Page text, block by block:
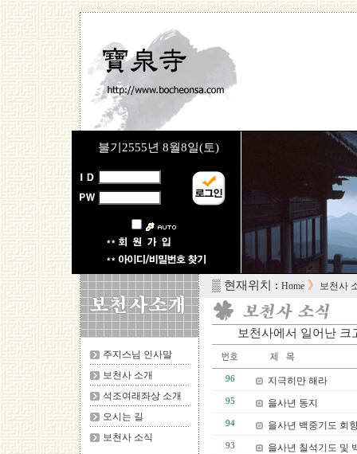
불기2555년 8월8일(토)
주지스님 인사말
보천사 소개
석조여래좌상 소개
오시는 길
보천사 소식
▒ 현재위치 : Home 》 보천사
보천사에서 일어난 크
96 지극히만 해라
95 을사년 동지
94 을사년 백중기도 회
93 을사년 칠석기도 및